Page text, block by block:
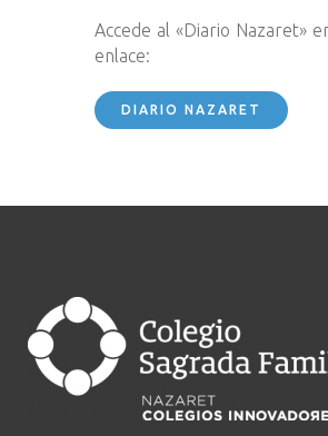
Accede al «Diario Nazaret»
enlace:
DIARIO NAZARET